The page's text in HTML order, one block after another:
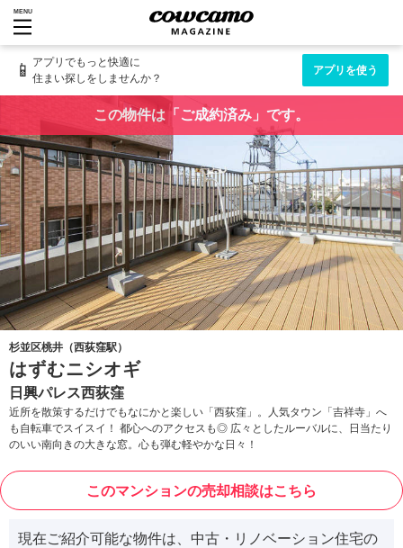
MENU
📱 アプリでもっと快適に
住まい探しをしませんか？
アプリを使う
この物件は「ご成約済み」です。
杉並区桃井（西荻窪駅）
はずむニシオギ
日興パレス西荻窪
近所を散策するだけでもなにかと楽しい「西荻窪」。人気タウン「吉祥寺」へ
も自転車でスイスイ！ 都心へのアクセスも◎ 広々としたルーバルに、日当たり
のいい南向きの大きな窓。心も弾む軽やかな日々！
このマンションの売却相談はこちら
現在ご紹介可能な物件は、中古・リノベーション住宅の